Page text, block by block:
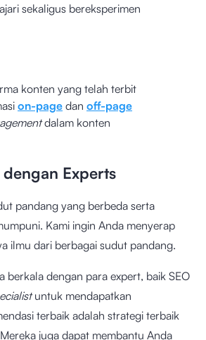
sekaligus bereksperimen
konten yang telah terbit
on-page dan off-page
dalam konten
Experts
pandang yang berbeda serta
Kami ingin Anda menyerap
ilmu dari berbagai sudut pandang.
berkala dengan para expert, baik SEO
untuk mendapatkan
terbaik adalah strategi terbaik
juga dapat membantu Anda